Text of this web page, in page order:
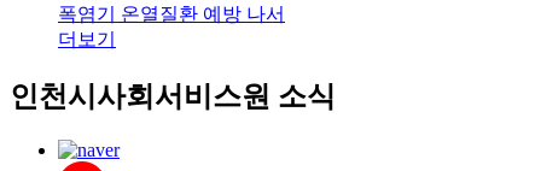
폭염기 온열질환 예방 나서
더보기
인천시사회서비스원 소식